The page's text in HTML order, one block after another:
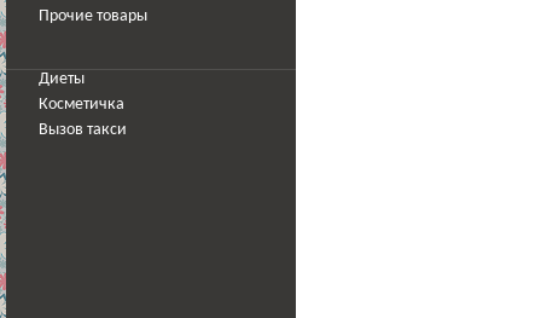
Прочие товары
Диеты
Косметичка
Вызов такси